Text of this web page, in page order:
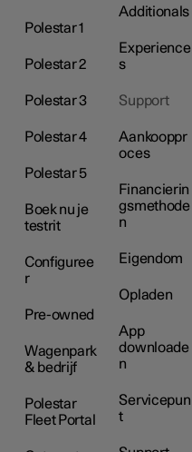
Polestar 1
Polestar 2
Polestar 3
Polestar 4
Polestar 5
Boek nu je
testrit
Configuree
r
Pre-owned
Wagenpark
& bedrijf
Polestar
Fleet Portal
Additionals
Experience
s
Support
Aankooppr
oces
Financierin
gsmethode
n
Eigendom
Opladen
App
downloade
n
Servicepun
t